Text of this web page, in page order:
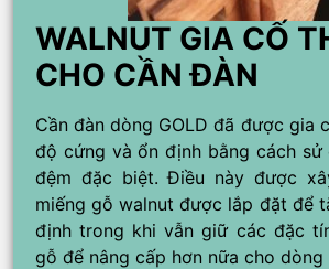
WALNUT GIA CỐ
CHO CẦN ĐÀN
Cần đàn dòng GOLD đã được gia
độ cứng và ổn định bằng cách sử
đệm đặc biệt. Điều này được
miếng gỗ walnut được lắp đặt để
định trong khi vẫn giữ các đặc
gỗ để nâng cấp hơn nữa cho dòng